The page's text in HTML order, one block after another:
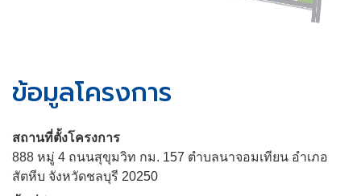
ข้อมูลโครงการ
สถานที่ตั้งโครงการ
888 หมู่ 4 ถนนสุขุมวิท กม. 157 ตำบลนาจอมเทียน อำเภอ
สัตหีบ จังหวัดชลบุรี 20250